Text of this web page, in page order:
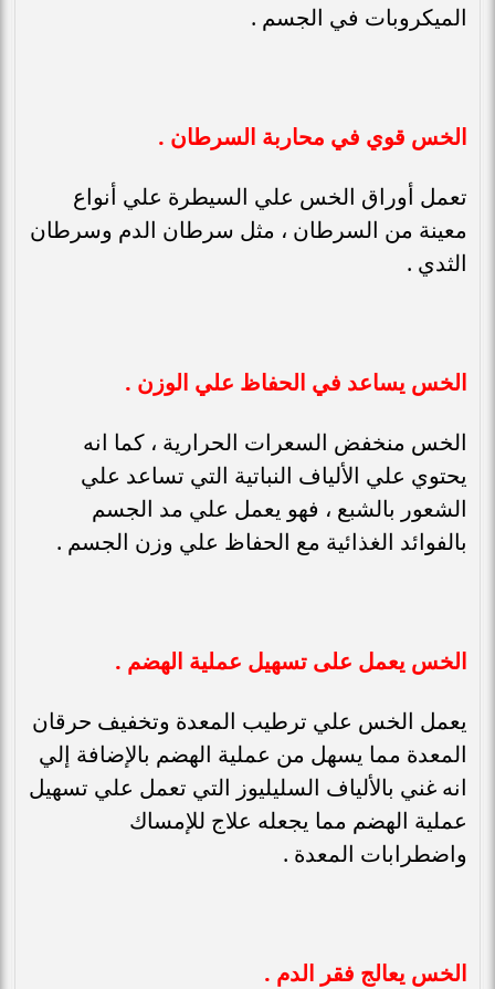
الميكروبات في الجسم .
الخس قوي في محاربة السرطان .
تعمل أوراق الخس علي السيطرة علي أنواع
معينة من السرطان ، مثل سرطان الدم وسرطان
الثدي .
الخس يساعد في الحفاظ علي الوزن .
الخس منخفض السعرات الحرارية ، كما انه
يحتوي علي الألياف النباتية التي تساعد علي
الشعور بالشبع ، فهو يعمل علي مد الجسم
بالفوائد الغذائية مع الحفاظ علي وزن الجسم .
الخس يعمل على تسهيل عملية الهضم .
يعمل الخس علي ترطيب المعدة وتخفيف حرقان
المعدة مما يسهل من عملية الهضم بالإضافة إلي
انه غني بالألياف السليليوز التي تعمل علي تسهيل
عملية الهضم مما يجعله علاج للإمساك
واضطرابات المعدة .
الخس يعالج فقر الدم .